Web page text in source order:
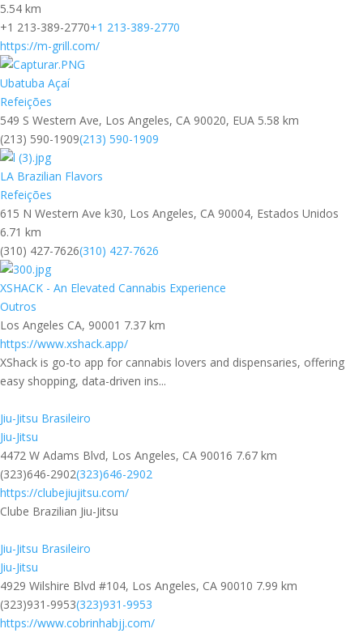
5.54 km
+1 213-389-2770+1 213-389-2770
https://m-grill.com/
Ubatuba Açaí
Refeições
549 S Western Ave, Los Angeles, CA 90020, EUA 5.58 km
(213) 590-1909(213) 590-1909
LA Brazilian Flavors
Refeições
615 N Western Ave k30, Los Angeles, CA 90004, Estados Unidos
6.71 km
(310) 427-7626(310) 427-7626
XSHACK - An Elevated Cannabis Experience
Outros
Los Angeles CA, 90001 7.37 km
https://www.xshack.app/
XShack is go-to app for cannabis lovers and dispensaries, offering
easy shopping, data-driven ins...
Jiu-Jitsu Brasileiro
Jiu-Jitsu
4472 W Adams Blvd, Los Angeles, CA 90016 7.67 km
(323)646-2902(323)646-2902
https://clubejiujitsu.com/
Clube Brazilian Jiu-Jitsu
Jiu-Jitsu Brasileiro
Jiu-Jitsu
4929 Wilshire Blvd #104, Los Angeles, CA 90010 7.99 km
(323)931-9953(323)931-9953
https://www.cobrinhabjj.com/